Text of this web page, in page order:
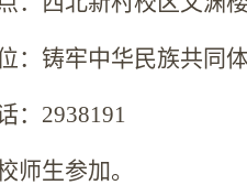
：铸牢中华民族共同
：2938191
师生参加。